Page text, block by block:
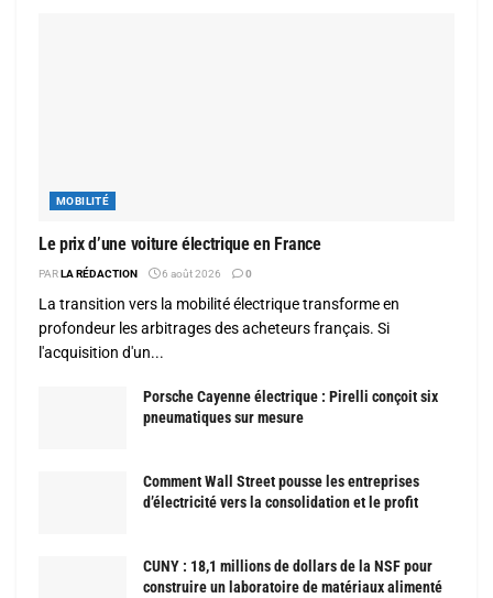
MOBILITÉ
Le prix d’une voiture électrique en France
PARLA RÉDACTION 6 août 2026 0
La transition vers la mobilité électrique transforme en
profondeur les arbitrages des acheteurs français. Si
l'acquisition d'un...
Porsche Cayenne électrique : Pirelli conçoit six
pneumatiques sur mesure
Comment Wall Street pousse les entreprises
d’électricité vers la consolidation et le profit
CUNY : 18,1 millions de dollars de la NSF pour
construire un laboratoire de matériaux alimenté